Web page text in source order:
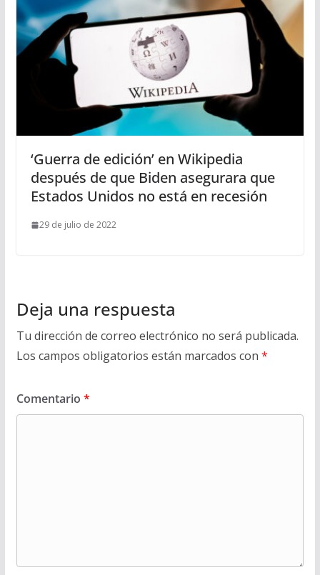
‘Guerra de edición’ en Wikipedia
después de que Biden asegurara que
Estados Unidos no está en recesión
29 de julio de 2022
Deja una respuesta
Tu dirección de correo electrónico no será publicada.
Los campos obligatorios están marcados con *
Comentario *